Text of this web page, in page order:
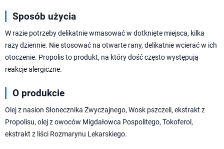
Sposób użycia
W razie potrzeby delikatnie wmasować w dotknięte miejsca, kilka
razy dziennie. Nie stosować na otwarte rany, delikatnie wcierać w ich
otoczenie. Propolis to produkt, na który dość często występują
reakcje alergiczne.
O produkcie
Olej z nasion Słonecznika Zwyczajnego, Wosk pszczeli, ekstrakt z
Propolisu, olej z owoców Migdałowca Pospolitego, Tokoferol,
ekstrakt z liści Rozmarynu Lekarskiego.